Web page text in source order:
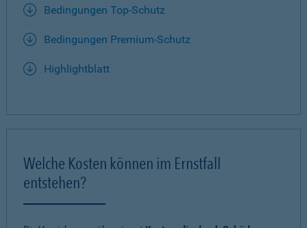
Bedingungen Top-Schutz
Bedingungen Premium-Schutz
Highlightblatt
Welche Kosten können im Ernstfall
entstehen?